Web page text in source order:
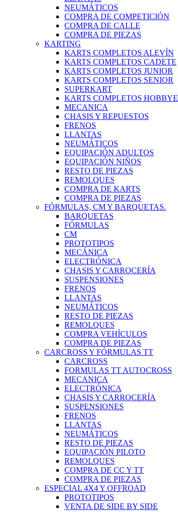
NEUMÁTICOS
COMPRA DE COMPETICIÓN
COMPRA DE CALLE
COMPRA DE PIEZAS
KARTING
KARTS COMPLETOS ALEVÍN
KARTS COMPLETOS CADETE
KARTS COMPLETOS JUNIOR
KARTS COMPLETOS SENIOR
SUPERKART
KARTS COMPLETOS HOBBYE
MECANICA
CHASIS Y REPUESTOS
FRENOS
LLANTAS
NEUMÁTICOS
EQUIPACIÓN ADULTOS
EQUIPACIÓN NIÑOS
RESTO DE PIEZAS
REMOLQUES
COMPRA DE KARTS
COMPRA DE PIEZAS
FÓRMULAS, CM Y BARQUETAS.
BARQUETAS
FÓRMULAS
CM
PROTOTIPOS
MECÁNICA
ELECTRÓNICA
CHASIS Y CARROCERÍA
SUSPENSIONES
FRENOS
LLANTAS
NEUMÁTICOS
RESTO DE PIEZAS
REMOLQUES
COMPRA VEHÍCULOS
COMPRA DE PIEZAS
CARCROSS Y FÓRMULAS TT
CARCROSS
FORMULAS TT AUTOCROSS
MECANICA
ELECTRÓNICA
CHASIS Y CARROCERÍA
SUSPENSIONES
FRENOS
LLANTAS
NEUMÁTICOS
RESTO DE PIEZAS
EQUIPACIÓN PILOTO
REMOLQUES
COMPRA DE CC Y TT
COMPRA DE PIEZAS
ESPECIAL 4X4 Y OFFROAD
PROTOTIPOS
VENTA DE SIDE BY SIDE